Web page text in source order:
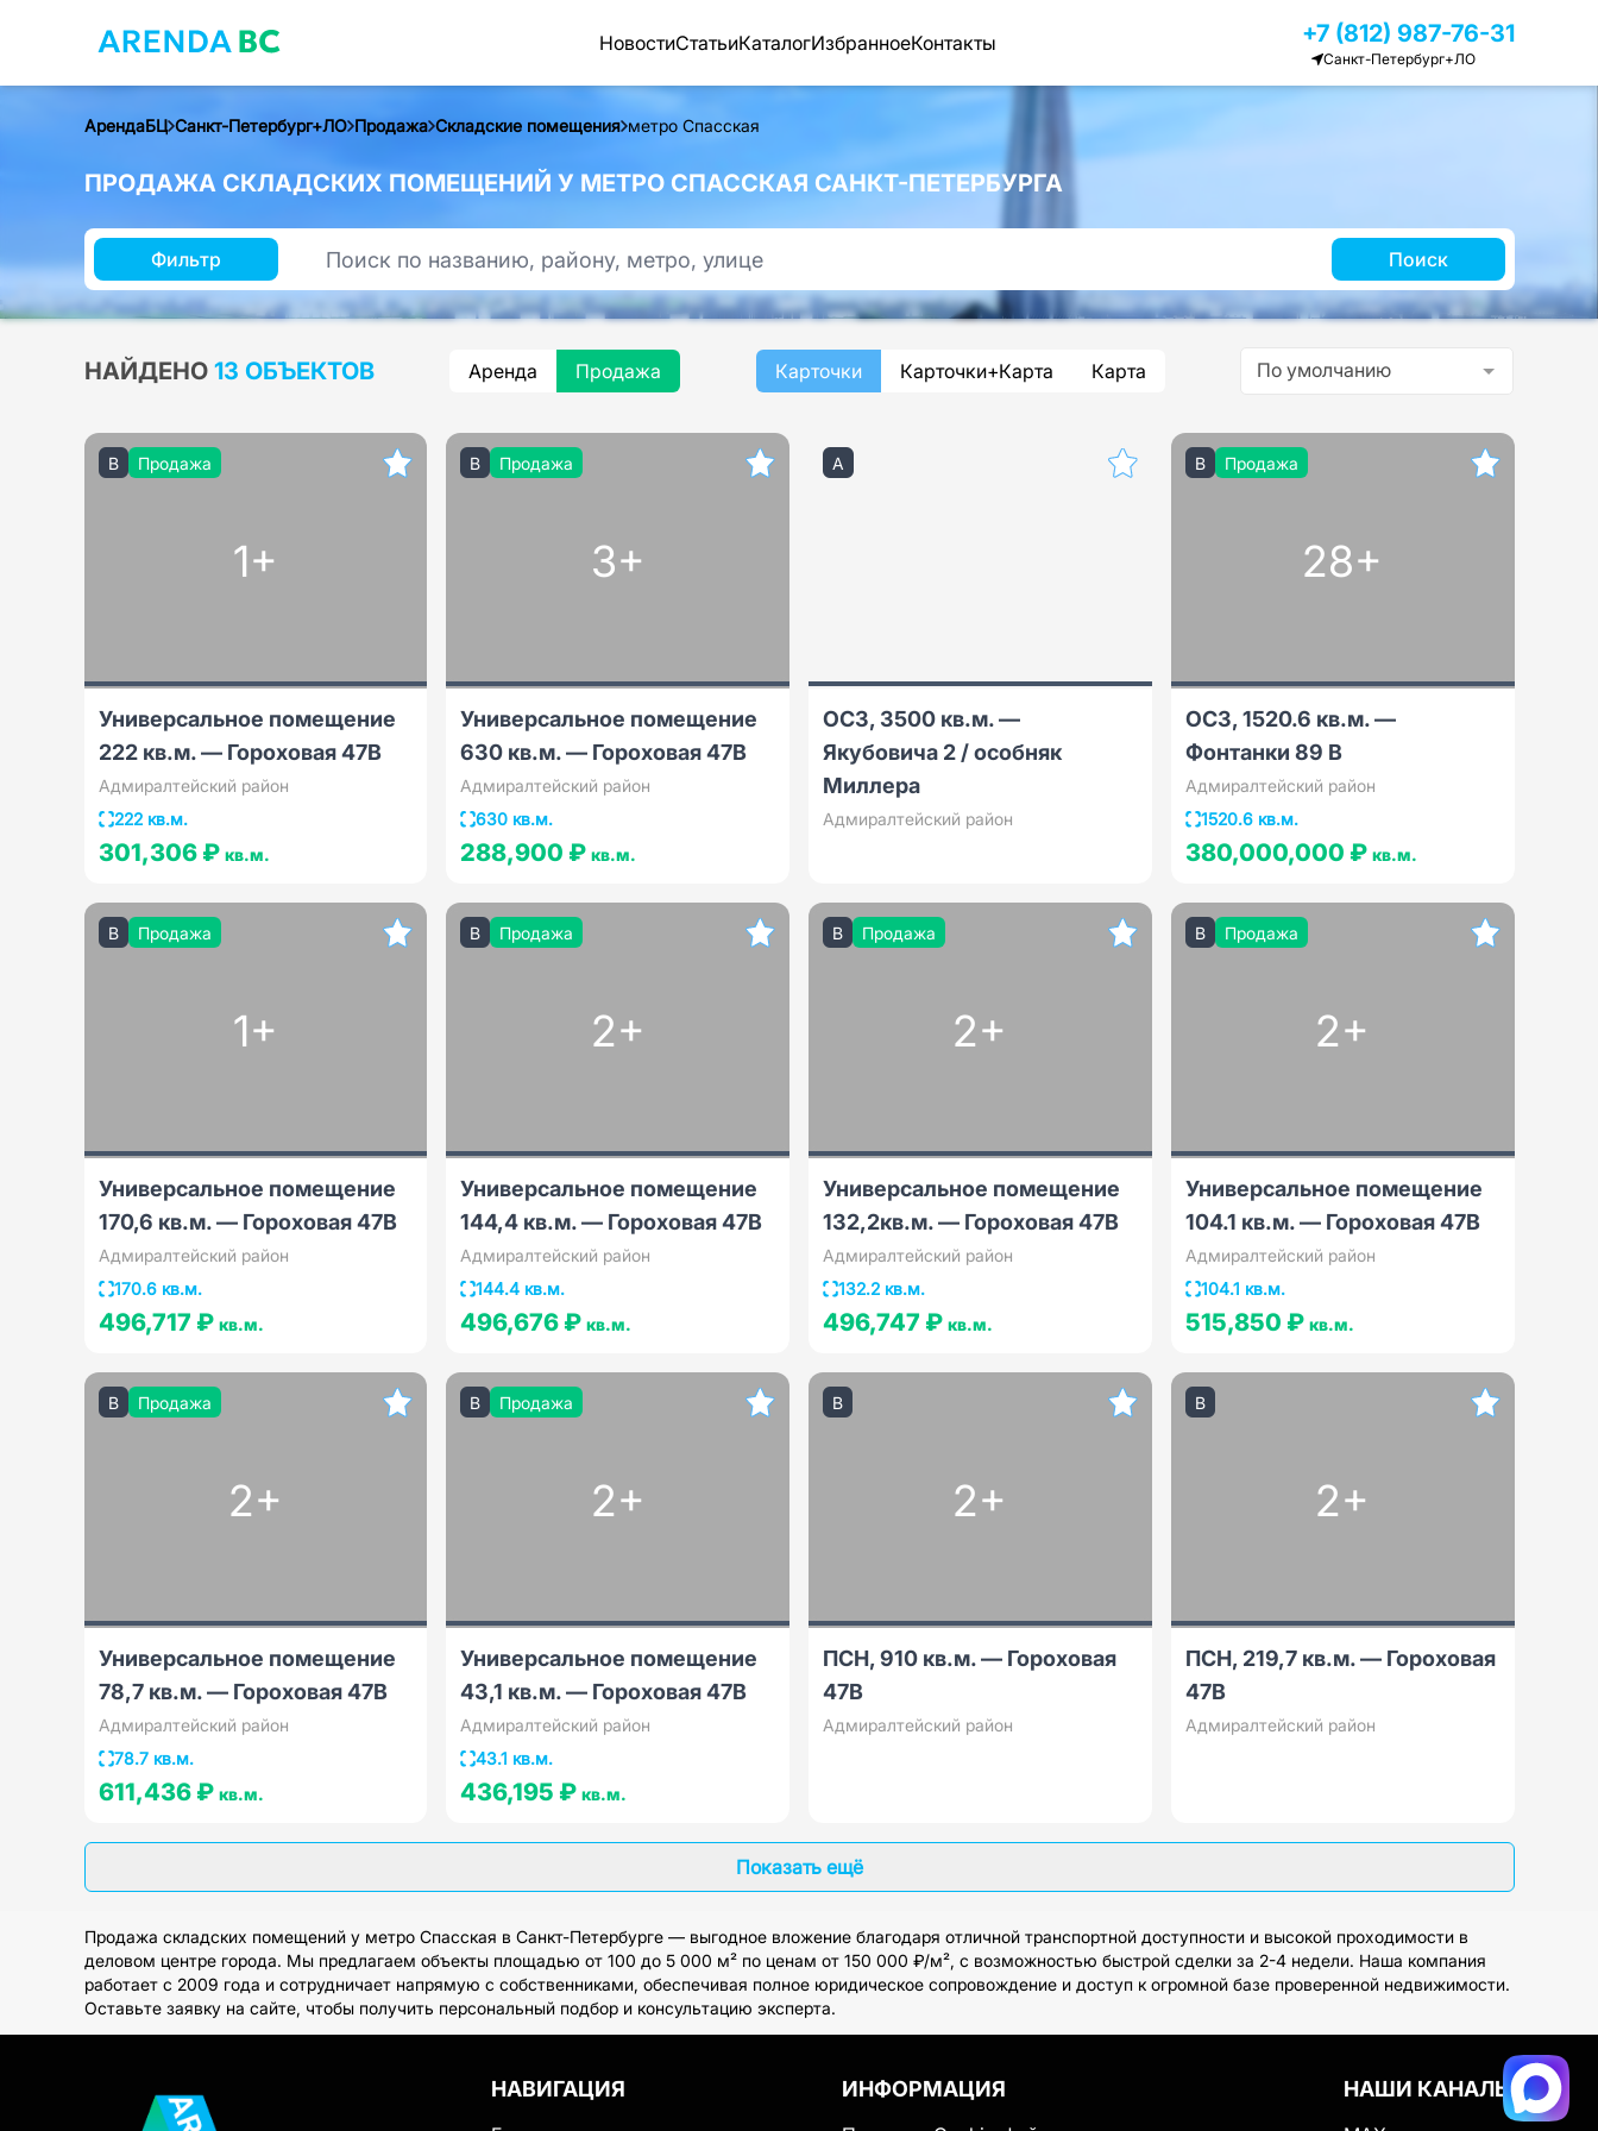
НовостиСтатьиКаталогИзбранноеКонтакты +7 (812) 987-76-31
Санкт-Петербург+ЛО
АрендаБЦ Санкт-Петербург+ЛО Продажа Складские помещения метро Спасская
ПРОДАЖА СКЛАДСКИХ ПОМЕЩЕНИЙ У МЕТРО СПАССКАЯ САНКТ-ПЕТЕРБУРГА
Фильтр Поиск
НАЙДЕНО 13 ОБЪЕКТОВ Аренда Продажа Карточки Карточки+Карта Карта По умолчанию
B Продажа
1+
Универсальное помещение
222 кв.м. — Гороховая 47В
Адмиралтейский район
222 кв.м.
301,306 ₽ кв.м.
B Продажа
3+
Универсальное помещение
630 кв.м. — Гороховая 47В
Адмиралтейский район
630 кв.м.
288,900 ₽кв.м.
A
ОСЗ, 3500 кв.м. —
Якубовича 2 / особняк
Миллера
Адмиралтейский район
B Продажа
28+
ОСЗ, 1520.6 кв.м. —
Фонтанки 89 В
Адмиралтейский район
1520.6 кв.м.
380,000,000 ₽ кв.м.
B Продажа
1+
Универсальное помещение
170,6 кв.м. — Гороховая 47В
Адмиралтейский район
170.6 кв.м.
496,717 ₽ кв.м.
B Продажа
2+
Универсальное помещение
144,4 кв.м. — Гороховая 47В
Адмиралтейский район
144.4 кв.м.
496,676 ₽кв.м.
B Продажа
2+
Универсальное помещение
132,2кв.м. — Гороховая 47В
Адмиралтейский район
132.2 кв.м.
496,747 ₽ кв.м.
B Продажа
2+
Универсальное помещение
104.1 кв.м. — Гороховая 47В
Адмиралтейский район
104.1 кв.м.
515,850 ₽ кв.м.
B Продажа
2+
Универсальное помещение
78,7 кв.м. — Гороховая 47В
Адмиралтейский район
78.7 кв.м.
611,436 ₽ кв.м.
B Продажа
2+
Универсальное помещение
43,1 кв.м. — Гороховая 47В
Адмиралтейский район
43.1 кв.м.
436,195 ₽кв.м.
B
2+
ПСН, 910 кв.м. — Гороховая
47В
Адмиралтейский район
B
2+
ПСН, 219,7 кв.м. — Гороховая
47В
Адмиралтейский район
Показать ещё
Продажа складских помещений у метро Спасская в Санкт-Петербурге — выгодное вложение благодаря отличной транспортной доступности и высокой проходимости в
деловом центре города. Мы предлагаем объекты площадью от 100 до 5 000 м² по ценам от 150 000 ₽/м², с возможностью быстрой сделки за 2-4 недели. Наша компания
работает с 2009 года и сотрудничает напрямую с собственниками, обеспечивая полное юридическое сопровождение и доступ к огромной базе проверенной недвижимости.
Оставьте заявку на сайте, чтобы получить персональный подбор и консультацию эксперта.
НАВИГАЦИЯ ИНФОРМАЦИЯ НАШИ КАНАЛЫ